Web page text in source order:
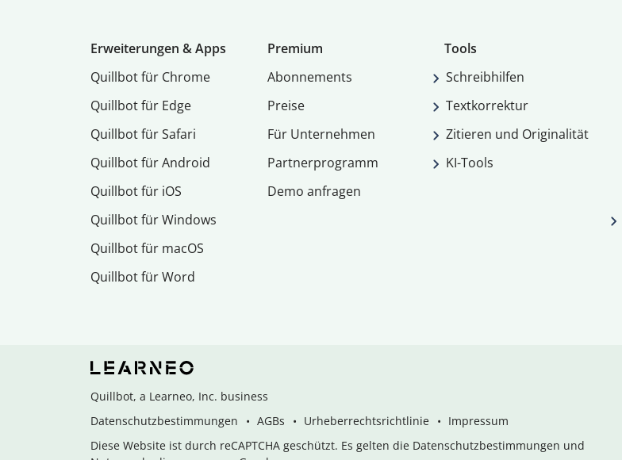
Erweiterungen & Apps
Quillbot für Chrome
Quillbot für Edge
Quillbot für Safari
Quillbot für Android
Quillbot für iOS
Quillbot für Windows
Quillbot für macOS
Quillbot für Word
Premium
Abon­ne­ments
Preise
Für Unternehmen
Partnerprogramm
Demo anfragen
Tools
Schreibhilfen
Textkorrektur
Zitieren und Originalität
KI-Tools
Quillbot, a Learneo, Inc. business
Datenschutzbestimmungen
AGBs Urheberrechtsrichtlinie
Impressum
Diese Website ist durch reCAPTCHA geschützt. Es gelten die Datenschutzbestimmungen und